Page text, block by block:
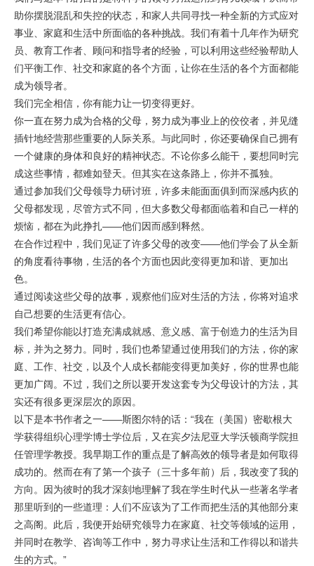
助你摆脱混乱和失控的状态，和家人共同寻找一种全新的方式应对
事业、家庭和生活中所面临的各种挑战。我们有着十几年作为研究
员、教育工作者、顾问和指导者的经验，可以利用这些经验帮助人
们平衡工作、社交和家庭的各个方面，让你在生活的各个方面都能
成为领导者。
我们完全相信，你有能力让一切变得更好。
你一直在努力成为合格的父母，努力成为事业上的佼佼者，并见缝
插针地经营那些重要的人际关系。与此同时，你还要确保自己拥有
一个健康的身体和良好的精神状态。不论你多么能干，要想同时完
成这些事情，都难如登天。但其实在这条路上，你并不孤独。
通过参加我们父母领导力研讨班，许多未能面面俱到而深感内疚的
父母都发现，尽管方式不同，但大多数父母都面临着和自己一样的
烦恼，都在为此挣扎——他们因而感到释然。
在合作过程中，我们见证了许多父母的改变——他们学会了从全新
的角度看待事物，生活的各个方面也因此变得更加和谐、更加出
色。
通过阅读这些父母的故事，观察他们应对生活的方法，你将对追求
自己想要的生活更有信心。
我们希望你能以打造充满成就感、意义感、富于创造力的生活为目
标，并为之努力。同时，我们也希望通过使用我们的方法，你的家
庭、工作、社交，以及个人成长都能变得更加美好，你的世界也能
更加广阔。不过，我们之所以要开发这套专为父母设计的方法，其
实还有很多更深层次的原因。
以下是本书作者之一——斯图尔特的话：“我在（美国）密歇根大
学获得组织心理学博士学位后，又在宾夕法尼亚大学沃顿商学院担
任管理学教授。我早期工作的重点是了解高效的领导者是如何取得
成功的。然而在有了第一个孩子（三十多年前）后，我改变了我的
方向。因为彼时的我才深刻地理解了我在学生时代从一些著名学者
那里听到的一些道理：人们不应该为了工作而把生活的其他部分束
之高阁。此后，我便开始研究领导力在家庭、社交等领域的运用，
并同时在教学、咨询等工作中，努力寻求让生活和工作得以和谐共
生的方式。”